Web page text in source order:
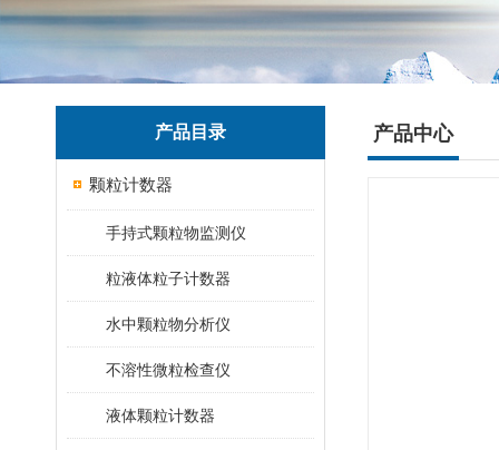
产品目录
颗粒计数器
手持式颗粒物监测仪
粒液体粒子计数器
水中颗粒物分析仪
不溶性微粒检查仪
液体颗粒计数器
产品中心